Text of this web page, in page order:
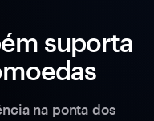
suporta
na ponta dos